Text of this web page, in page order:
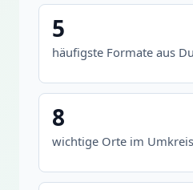
5
häufigste Formate aus
8
wichtige Orte im Umkreis